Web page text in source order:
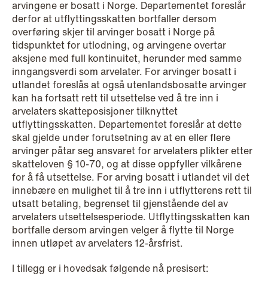
NEWS
MiCA transitional period comes to an
end
Read more
arvingene er bosatt i Norge. Departementet foreslår
derfor at utflyttingsskatten bortfaller dersom
overføring skjer til arvinger bosatt i Norge på
tidspunktet for utlodning, og arvingene overtar
aksjene med full kontinuitet, herunder med samme
inngangsverdi som arvelater. For arvinger bosatt i
utlandet foreslås at også utenlandsbosatte arvinger
kan ha fortsatt rett til utsettelse ved å tre inn i
arvelaters skatteposisjoner tilknyttet
utflyttingsskatten. Departementet foreslår at dette
skal gjelde under forutsetning av at en eller flere
arvinger påtar seg ansvaret for arvelaters plikter etter
skatteloven § 10-70, og at disse oppfyller vilkårene
for å få utsettelse. For arving bosatt i utlandet vil det
innebære en mulighet til å tre inn i utflytterens rett til
utsatt betaling, begrenset til gjenstående del av
arvelaters utsettelsesperiode. Utflyttingsskatten kan
bortfalle dersom arvingen velger å flytte til Norge
innen utløpet av arvelaters 12-årsfrist.
I tillegg er i hovedsak følgende nå presisert: